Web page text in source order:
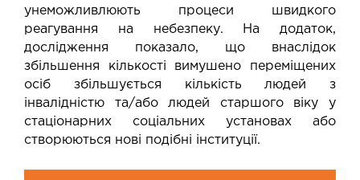
унеможливлюють процеси швидкого
реагування на небезпеку. На додаток,
дослідження показало, що внаслідок
збільшення кількості вимушено переміщених
осіб збільшується кількість людей з
інвалідністю та/або людей старшого віку у
стаціонарних соціальних установах або
створюються нові подібні інституції.